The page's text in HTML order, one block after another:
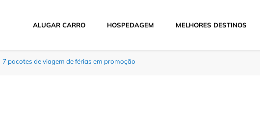
Baratas Hoje
ALUGAR CARRO HOSPEDAGEM MELHORES DESTINOS
7 pacotes de viagem de férias em promoção